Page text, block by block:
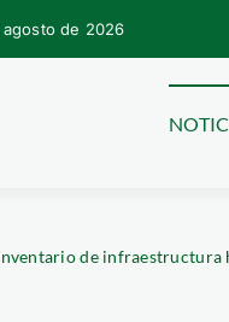
de 2026
de infraestructura